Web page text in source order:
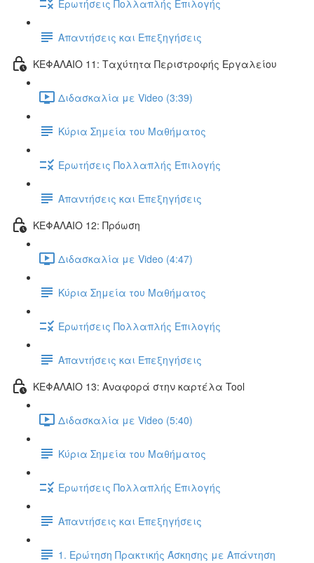
Ερωτήσεις Πολλαπλής Επιλογής
Απαντήσεις και Επεξηγήσεις
ΚΕΦΑΛΑΙΟ 11: Ταχύτητα Περιστροφής Εργαλείου
Διδασκαλία με Video (3:39)
Κύρια Σημεία του Μαθήματος
Ερωτήσεις Πολλαπλής Επιλογής
Απαντήσεις και Επεξηγήσεις
ΚΕΦΑΛΑΙΟ 12: Πρόωση
Διδασκαλία με Video (4:47)
Κύρια Σημεία του Μαθήματος
Ερωτήσεις Πολλαπλής Επιλογής
Απαντήσεις και Επεξηγήσεις
ΚΕΦΑΛΑΙΟ 13: Αναφορά στην καρτέλα Tool
Διδασκαλία με Video (5:40)
Κύρια Σημεία του Μαθήματος
Ερωτήσεις Πολλαπλής Επιλογής
Απαντήσεις και Επεξηγήσεις
1. Ερώτηση Πρακτικής Άσκησης με Απάντηση